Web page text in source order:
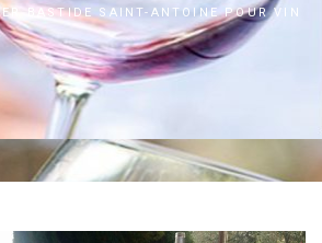
BASTIDE SAINT-ANTOINE POUR VIN